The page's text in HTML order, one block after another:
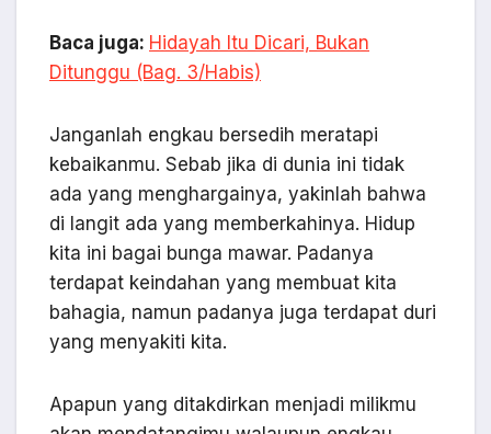
Baca juga: Hidayah Itu Dicari, Bukan
Ditunggu (Bag. 3/Habis)
Janganlah engkau bersedih meratapi
kebaikanmu. Sebab jika di dunia ini tidak
ada yang menghargainya, yakinlah bahwa
di langit ada yang memberkahinya. Hidup
kita ini bagai bunga mawar. Padanya
terdapat keindahan yang membuat kita
bahagia, namun padanya juga terdapat duri
yang menyakiti kita.
Apapun yang ditakdirkan menjadi milikmu